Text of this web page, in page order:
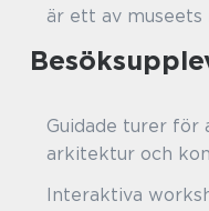
är ett av museets
Guidade turer för
arkitektur och
Interaktiva